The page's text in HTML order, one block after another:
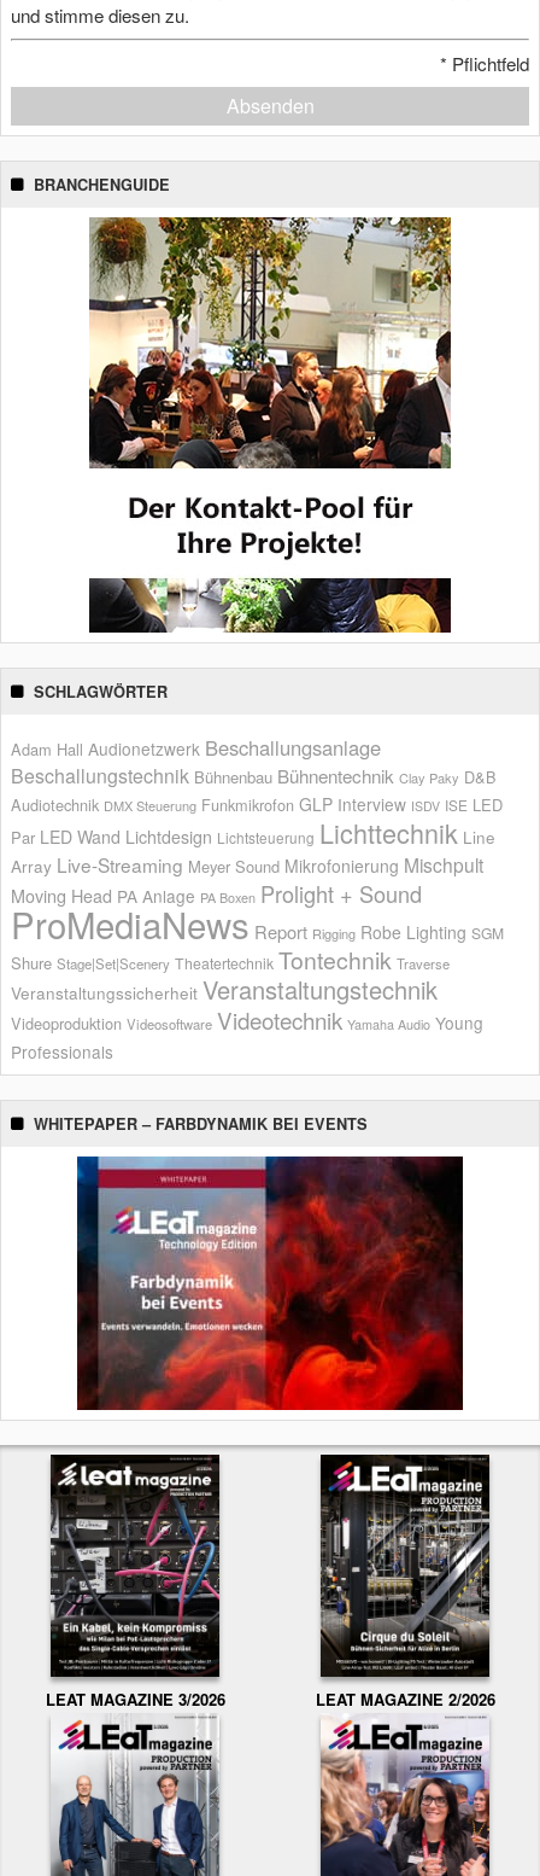
und stimme diesen zu.
* Pflichtfeld
Absenden
BRANCHENGUIDE
SCHLAGWÖRTER
Adam Hall Audionetzwerk Beschallungsanlage
Beschallungstechnik Bühnenbau Bühnentechnik Clay Paky D&B
Audiotechnik DMX Steuerung Funkmikrofon GLP Interview ISDV ISE LED
Par LED Wand Lichtdesign Lichtsteuerung Lichttechnik Line
Array Live-Streaming Meyer Sound Mikrofonierung Mischpult
Moving Head PA Anlage PA Boxen Prolight + Sound
ProMediaNews Report Rigging Robe Lighting SGM
Shure Stage|Set|Scenery Theatertechnik Tontechnik Traverse
Veranstaltungssicherheit Veranstaltungstechnik
Videoproduktion Videosoftware Videotechnik Yamaha Audio Young
Professionals
WHITEPAPER – FARBDYNAMIK BEI EVENTS
LEAT MAGAZINE 3/2026 LEAT MAGAZINE 2/2026